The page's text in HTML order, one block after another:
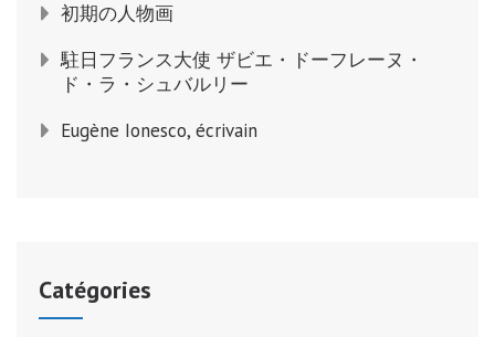
初期の人物画
駐日フランス大使 ザビエ・ドーフレーヌ・
ド・ラ・シュバルリー
Eugène Ionesco, écrivain
Catégories